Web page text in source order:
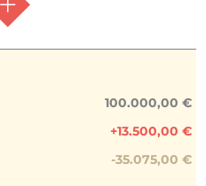
DELL’INTERVENTO
100.000,00 €
+13.500,00 €
-35.075,00 €